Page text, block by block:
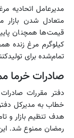
مدیرعامل اتحادیه
متعادل شدن بازار
قیمت‌ها همچنان
تمام‌شده برای
صادرات خرما
دفتر مقررات
هدف تنظیم بازار و
رمضان ممنوع شد. این